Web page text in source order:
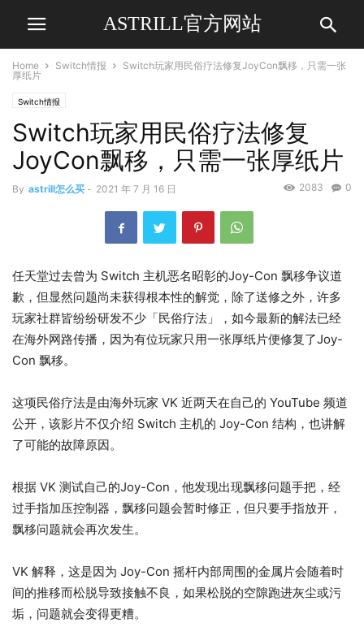
ASTRILL官方网站
Home Switch情报
Switch玩家用民俗疗法修复JoyCon飘移，只需一张
厚纸片
Switch情报
Switch玩家用民俗疗法修复
JoyCon飘移，只需一张厚纸片
By astrill怎么买 - 2021 年 7 月 16 日 0
2083
任天堂过去曾为 Switch 主机恶名昭彰的Joy-Con 飘移争议道
歉，但显然问题尚未获得根本性的解觉，除了送修之外，许多
玩家社群皆纷纷研发不少「民俗疗法」，如今最新的解法已经
在海外网路传播，因为有位玩家只用一张厚纸片便修复了Joy-
Con 飘移。
这项民俗疗法是由海外玩家 VK 近两天在自己的 YouTube 频道
公开，该影片不仅介绍 Switch 主机的 Joy-Con 结构，也讲解
了可能的故障原因。
根据 VK 测试自己的Joy-Con，他发现出现飘移问题手把，经
过手指加压控制器，飘移问题会暂时修正，但只要手指放开，
飘移问题就会再次发生。
VK 解释，这是因为 Joy-Con 摇杆内部周围的金属片会随着时
间的推移而松脱导致接触不良，如果松脱的空隙跑进灰尘或污
垢，问题就会变得更糟。